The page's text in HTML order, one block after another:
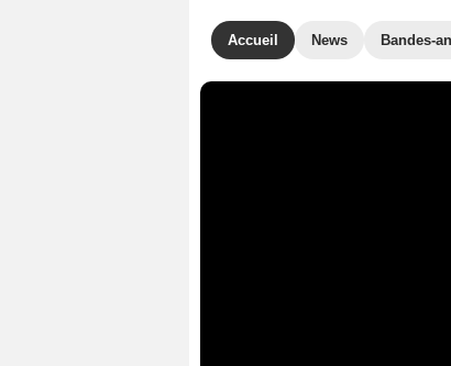
Accueil News Bandes-